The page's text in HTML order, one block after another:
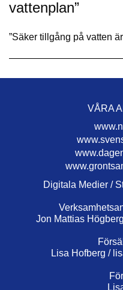
vattenplan”
”Säker tillgång på vatten
VÅRA
Digitala Medier /
Jon Mattias
Lisa Hofberg /